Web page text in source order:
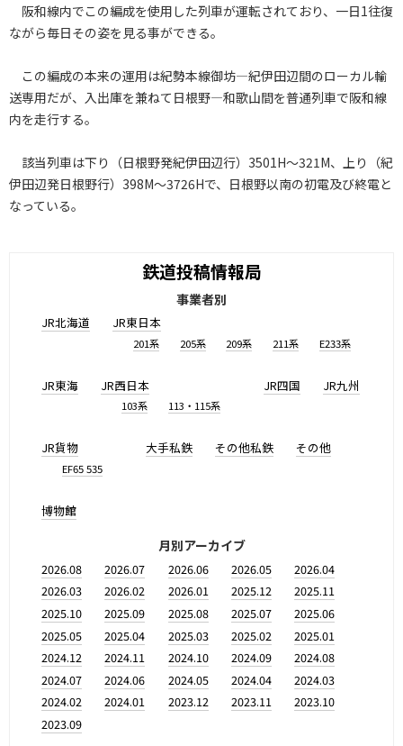
阪和線内でこの編成を使用した列車が運転されており、一日1往復
ながら毎日その姿を見る事ができる。
この編成の本来の運用は紀勢本線御坊―紀伊田辺間のローカル輸
送専用だが、入出庫を兼ねて日根野―和歌山間を普通列車で阪和線
内を走行する。
該当列車は下り（日根野発紀伊田辺行）3501H～321M、上り（紀
伊田辺発日根野行）398M～3726Hで、日根野以南の初電及び終電と
なっている。
鉄道投稿情報局
事業者別
JR北海道 JR東日本
201系 205系 209系 211系 E233系
JR東海 JR西日本
103系 113・115系
JR四国 JR九州
JR貨物
EF65 535
大手私鉄 その他私鉄 その他
博物館
月別アーカイブ
2026.08 2026.07 2026.06 2026.05
2026.04
2026.03
2026.02 2026.01 2025.12
2025.11
2025.10
2025.09 2025.08 2025.07
2025.06
2025.05
2025.04 2025.03 2025.02
2025.01
2024.12
2024.11 2024.10 2024.09
2024.08
2024.07
2024.06 2024.05 2024.04
2024.03
2024.02
2024.01 2023.12 2023.11
2023.10
2023.09